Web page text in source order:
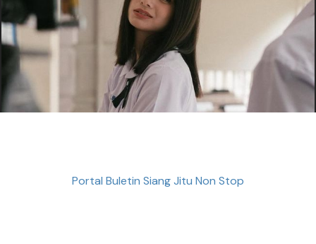
Portal Buletin Siang Jitu Non Stop